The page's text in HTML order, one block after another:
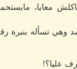
وهي تسأله بنبرة
عليا؟!